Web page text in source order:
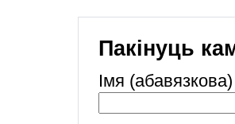
Пакінуць
Імя (абавязкова)